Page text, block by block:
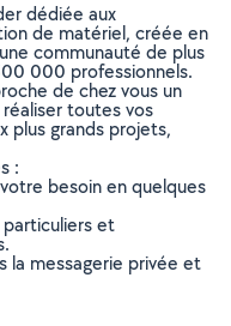
dédiée aux
de matériel, créée en
communauté de plus
000 professionnels.
de chez vous un
toutes vos
plus grands projets,
:
besoin en quelques
particuliers et
la messagerie privée et